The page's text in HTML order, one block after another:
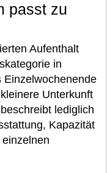
passt zu
Aufenthalt
in
Einzelwochenende
Unterkunft
lediglich
Kapazität